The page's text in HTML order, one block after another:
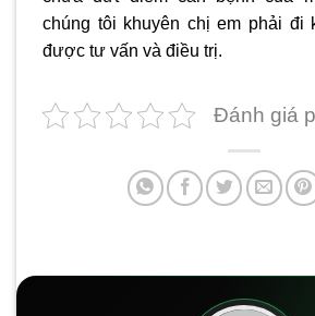
chúng tôi khuyên chị em phải đi
được tư vấn và điều trị.
Đánh giá